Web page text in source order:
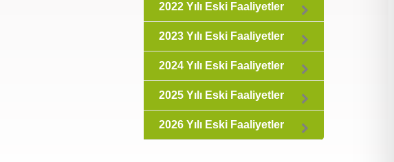
2022 Yılı Eski Faaliyetler
2023 Yılı Eski Faaliyetler
2024 Yılı Eski Faaliyetler
2025 Yılı Eski Faaliyetler
2026 Yılı Eski Faaliyetler